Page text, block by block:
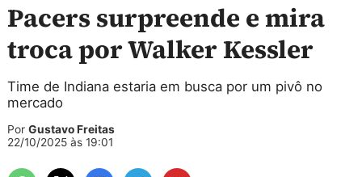
Pacers surpreende e mira
troca por Walker Kessler
Time de Indiana estaria em busca por um pivô no
mercado
Por Gustavo Freitas
22/10/2025 às 19:01